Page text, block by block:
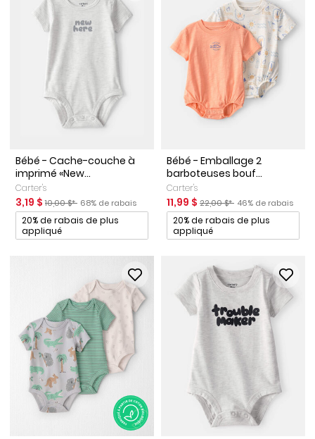
Bébé - Cache-couche à
imprimé «New...
Carter's
Prix de solde
3,19 $Prix ​​de détail suggéré par le fabricant
10,00 $* Pourcentage de rabais
68% de rabais
Promotions
20% de rabais de plus
appliqué
Bébé - Emballage 2
barboteuses bouf...
Carter's
Prix de solde
11,99 $ Prix ​​de détail suggéré par le
22,00 $* Pourcentage de
46% de rabais
Promotions
20% de rabais de plus
appliqué